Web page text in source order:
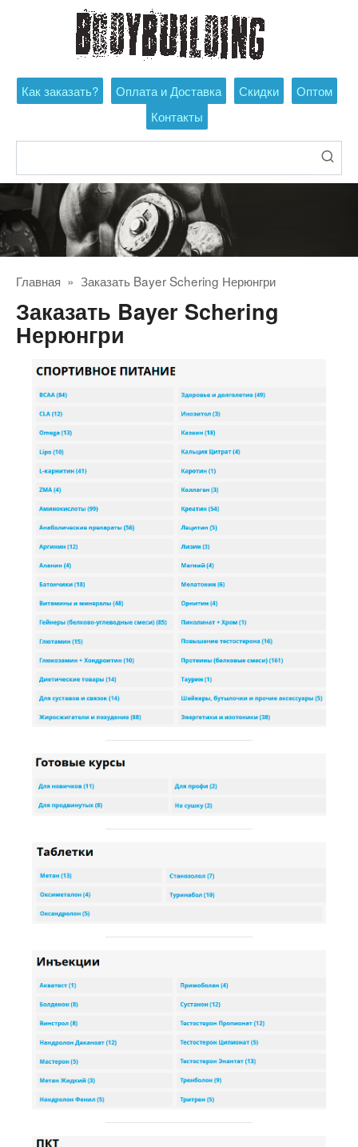
Как заказать? Оплата и Доставка Скидки
Оптом
Контакты
Главная » Заказать Bayer Schering Нерюнгри
Заказать Bayer Schering
Нерюнгри